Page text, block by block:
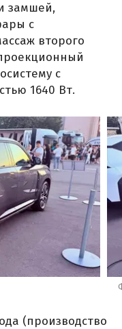
замшей,
с
второго
с
1640 Вт.
(производство